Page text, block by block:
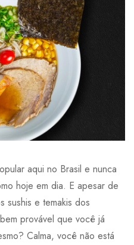
aqui no Brasil e nunca
hoje em dia. E apesar de
sushis e temakis dos
provável que você já
Calma, você não está